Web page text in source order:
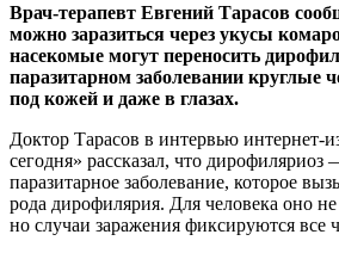
Врач-терапевт Евгений Тарасов
можно заразиться через укусы
насекомые могут переносить
паразитарном заболевании круглые
под кожей и даже в глазах.
Доктор Тарасов в интервью интернет-
сегодня» рассказал, что дирофиляриоз
паразитарное заболевание, которое
рода дирофилярия. Для человека оно
но случаи заражения фиксируются все